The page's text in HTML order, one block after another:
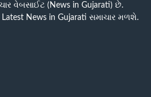
વેબસાઈટ (News in Gujarati) છે.
News in Gujarati સમાચાર મળશે.